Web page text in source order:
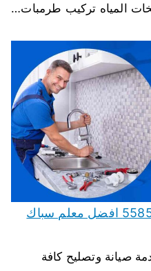
المياه تركيب طرمبات…
فني صحي جابر العلي 55850065 افضل معلم سباك
صيانة وتصليح كافة